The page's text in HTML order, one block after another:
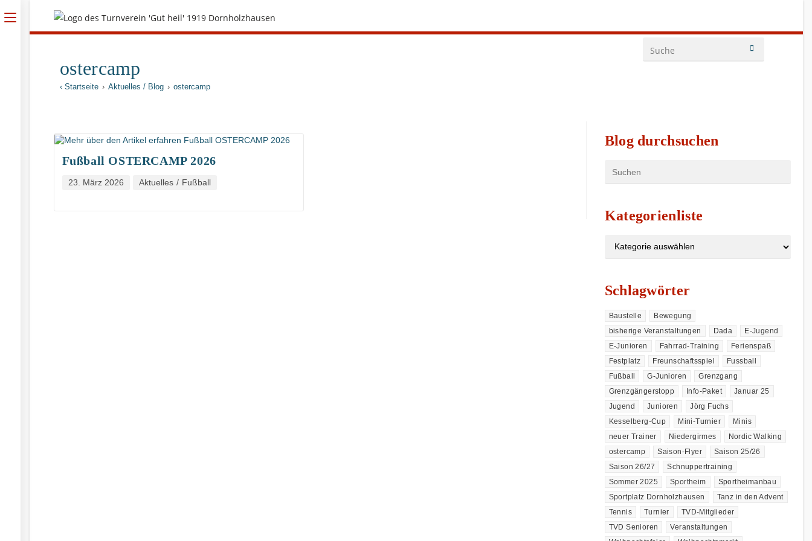
ostercamp
‹ Startseite › Aktuelles / Blog › ostercamp
Fußball OSTERCAMP 2026
23. März 2026 Aktuelles / Fußball
Blog durchsuchen
Kategorienliste
Schlagwörter
Baustelle
Bewegung
bisherige Veranstaltungen
Dada
E-Jugend
E-Junioren
Fahrrad-Training
Ferienspaß
Festplatz
Freunschaftsspiel
Fussball
Fußball
G-Junioren
Grenzgang
Grenzgängerstopp
Info-Paket
Januar 25
Jugend
Junioren
Jörg Fuchs
Kesselberg-Cup
Mini-Turnier
Minis
neuer Trainer
Niedergirmes
Nordic Walking
ostercamp
Saison-Flyer
Saison 25/26
Saison 26/27
Schnuppertraining
Sommer 2025
Sportheim
Sportheimanbau
Sportplatz Dornholzhausen
Tanz in den Advent
Tennis
Turnier
TVD-Mitglieder
TVD Senioren
Veranstaltungen